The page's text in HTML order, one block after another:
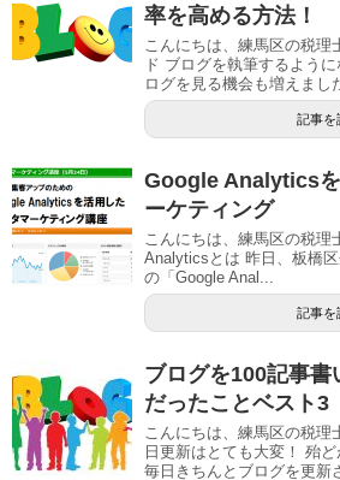
率を高める方法！
こんにちは、練馬区の税理
ド ブログを執筆するよう
ログを見る機会も増えまし
記事を
Google Analytics
ーケティング
こんにちは、練馬区の税理
Analyticsとは 昨日、板橋
の「Google Anal...
記事を
ブログを100記事
だったことベスト3
こんにちは、練馬区の税
日更新はとても大変！ 殆ど
毎日きちんとブログを更新